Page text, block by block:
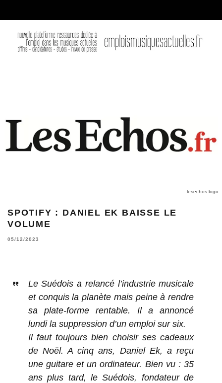
lesechos logo
SPOTIFY : DANIEL EK BAISSE LE
VOLUME
05/12/2023
Le Suédois a relancé l’industrie musicale
et conquis la planète mais peine à rendre
sa plate-forme rentable. Il a annoncé
lundi la suppression d’un emploi sur six.
Il faut toujours bien choisir ses cadeaux
de Noël. A cinq ans, Daniel Ek, a reçu
une guitare et un ordinateur. Bien vu : 35
ans plus tard, le Suédois, fondateur de